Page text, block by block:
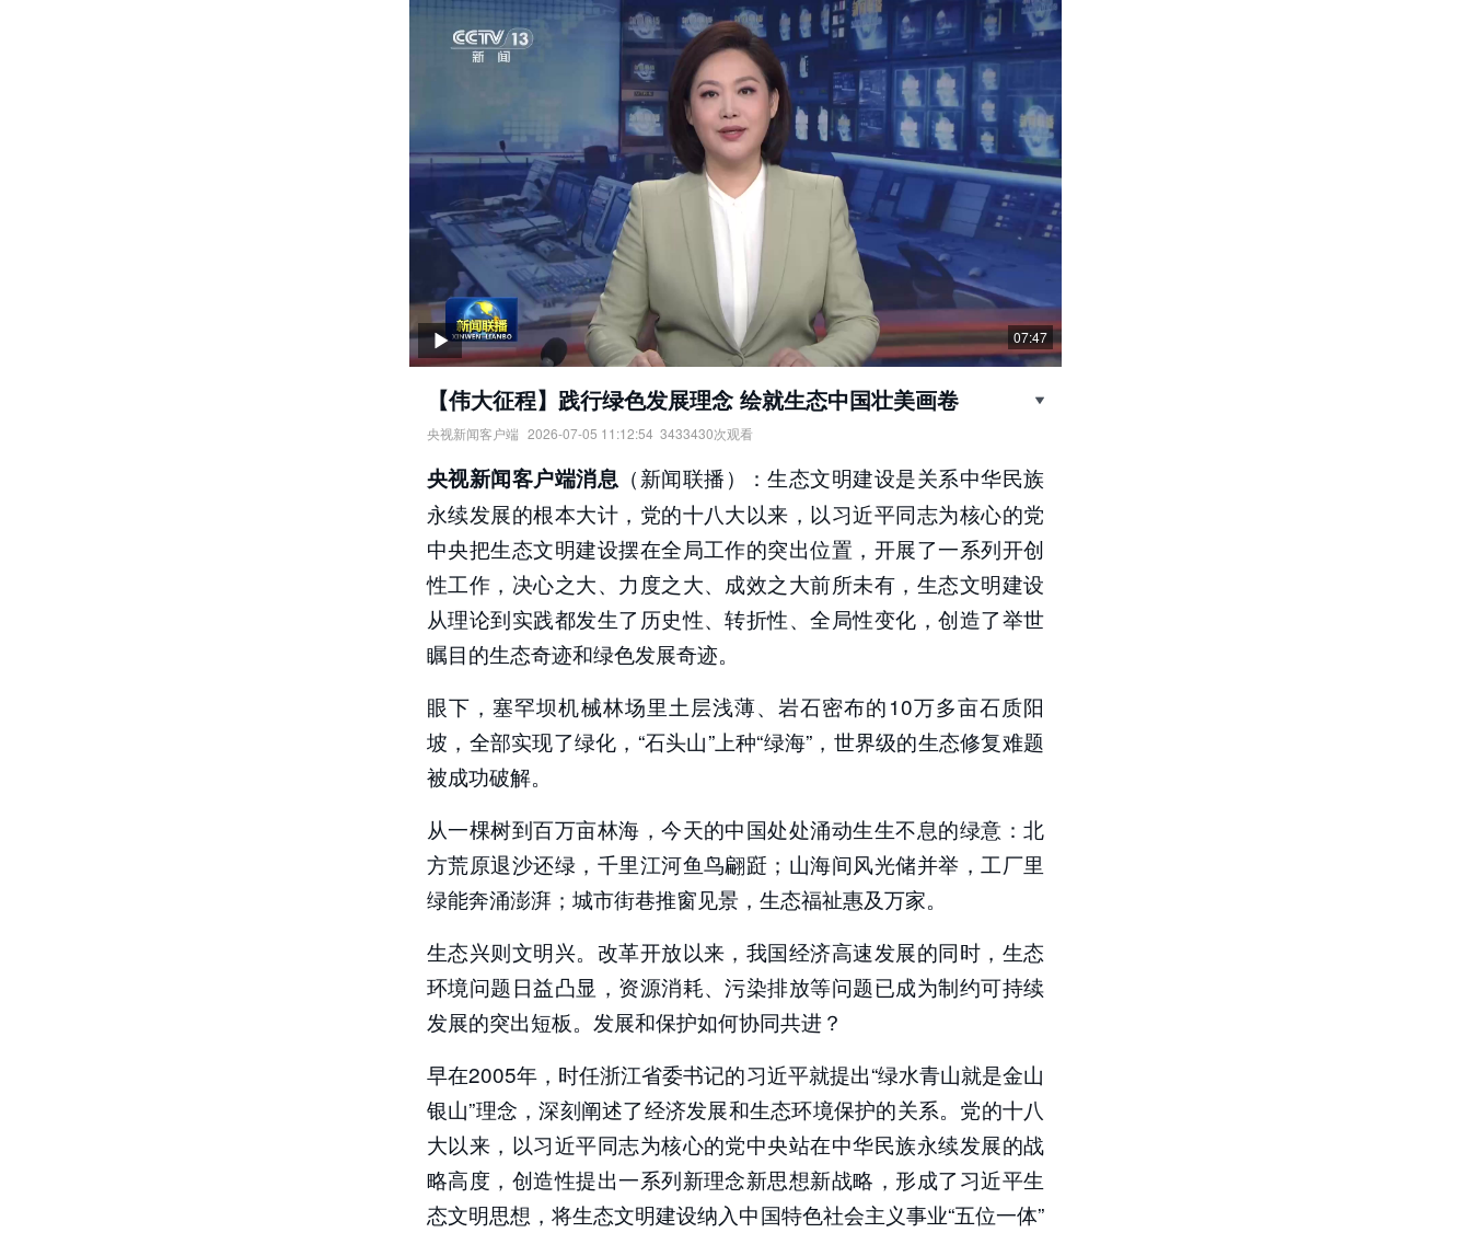
07:47
【伟大征程】践行绿色发展理念 绘就生态中国壮美画卷
央视新闻客户端 2026-07-05 11:12:54 3433430次观看
责任编辑：央视新闻客户端
央视新闻客户端消息 （新闻联播）：生态文明建设是关系中华民族
永续发展的根本大计，党的十八大以来，以习近平同志为核心的党
中央把生态文明建设摆在全局工作的突出位置，开展了一系列开创
性工作，决心之大、力度之大、成效之大前所未有，生态文明建设
从理论到实践都发生了历史性、转折性、全局性变化，创造了举世
瞩目的生态奇迹和绿色发展奇迹。
眼下，塞罕坝机械林场里土层浅薄、岩石密布的10万多亩石质阳
坡，全部实现了绿化，“石头山”上种“绿海”，世界级的生态修复难题
被成功破解。
从一棵树到百万亩林海，今天的中国处处涌动生生不息的绿意：北
方荒原退沙还绿，千里江河鱼鸟翩跹；山海间风光储并举，工厂里
绿能奔涌澎湃；城市街巷推窗见景，生态福祉惠及万家。
生态兴则文明兴。改革开放以来，我国经济高速发展的同时，生态
环境问题日益凸显，资源消耗、污染排放等问题已成为制约可持续
发展的突出短板。发展和保护如何协同共进？
早在2005年，时任浙江省委书记的习近平就提出“绿水青山就是金山
银山”理念，深刻阐述了经济发展和生态环境保护的关系。党的十八
大以来，以习近平同志为核心的党中央站在中华民族永续发展的战
略高度，创造性提出一系列新理念新思想新战略，形成了习近平生
态文明思想，将生态文明建设纳入中国特色社会主义事业“五位一体”